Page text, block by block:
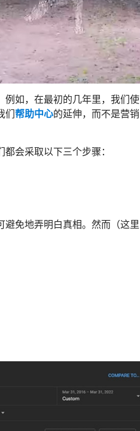
例如，在最初的几年里，我们使
帮助中心的延伸，而不是营销
会采取以下三个步骤：
避免地弄明白真相。然而（这里